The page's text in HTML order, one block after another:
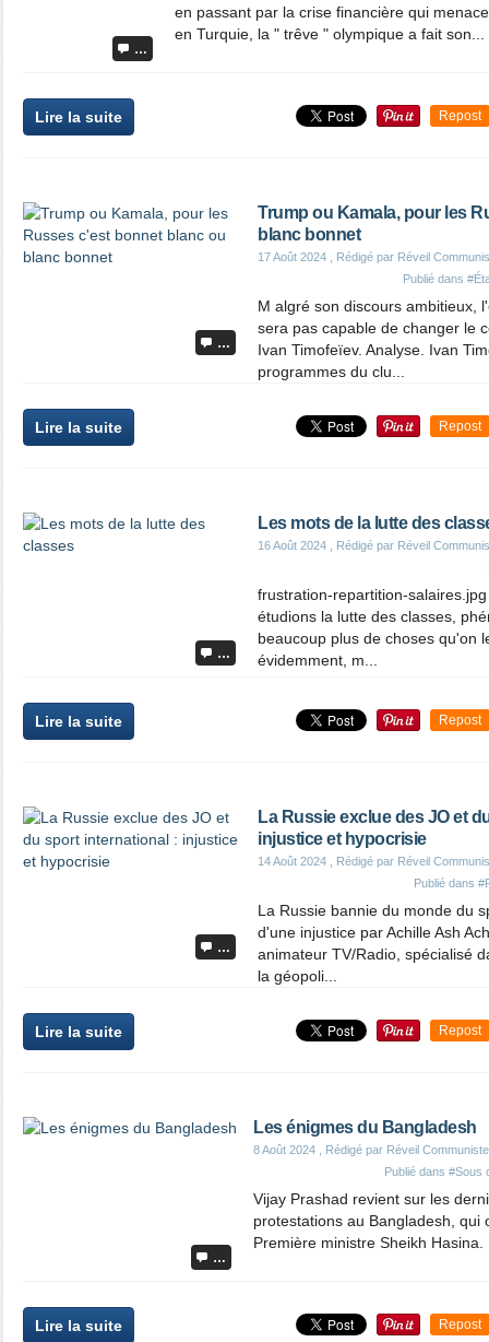
…
en passant par la crise financière qui
en Turquie, la " trêve " olympique a fait son...
Lire la suite Repost
…
Trump ou Kamala, pour les
blanc bonnet
17 Août 2024 , Rédigé par Réveil
Publié dans
M algré son discours ambitieux,
sera pas capable de changer le
Ivan Timofeïev. Analyse. Ivan
programmes du clu...
Lire la suite Repost
…
Les mots de la lutte des
16 Août 2024 , Rédigé par Réveil
frustration-repartition-
étudions la lutte des classes,
beaucoup plus de choses qu'on
évidemment, m...
Lire la suite Repost
…
La Russie exclue des JO et
injustice et hypocrisie
14 Août 2024 , Rédigé par Réveil
Publié dans
La Russie bannie du monde du
d'une injustice par Achille Ash
animateur TV/Radio, spécialisé
la géopoli...
Lire la suite Repost
…
Les énigmes du Bangladesh
8 Août 2024 , Rédigé par Réveil Communiste
Publié dans #Sous
Vijay Prashad revient sur les
protestations au Bangladesh, qui
Première ministre Sheikh Hasina.
Lire la suite Repost